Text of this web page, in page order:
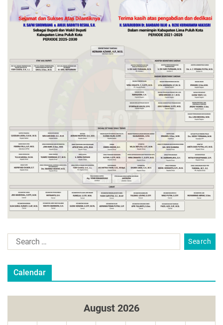
Calendar
August 2026